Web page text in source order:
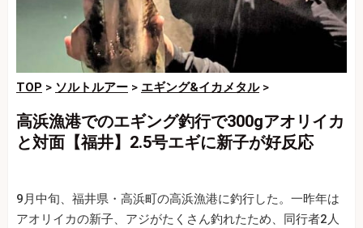
TOP > ソルトルアー > エギング&イカメタル>
高浜漁港でのエギング釣行で300gアオリイカ
と対面【福井】2.5号エギに新子が好反応
9月中旬、福井県・高浜町の高浜漁港に釣行した。一昨年は
アオリイカの新子、アジがたくさん釣れたため、同行者2人